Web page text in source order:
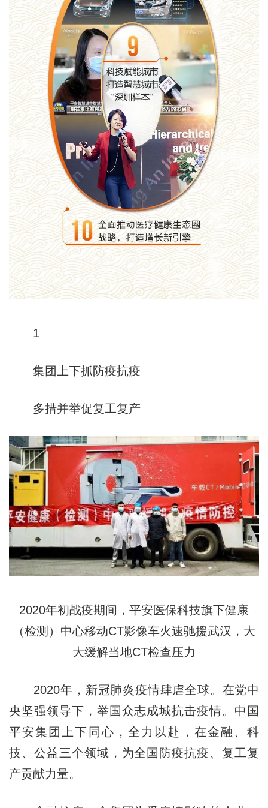
1
集团上下抓防疫抗疫
多措并举促复工复产
2020年初战疫期间，平安医保科技旗下健康
（检测）中心移动CT影像车火速驰援武汉，大
大缓解当地CT检查压力
2020年，新冠肺炎疫情肆虐全球。在党中
央坚强领导下，举国众志成城抗击疫情。中国
平安集团上下同心，全力以赴，在金融、科
技、公益三个领域，为全国防疫抗疫、复工复
产贡献力量。